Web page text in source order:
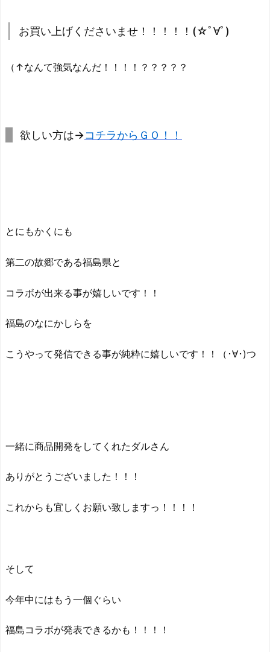
お買い上げくださいませ！！！！！(☆ﾟ∀ﾟ)
（↑なんて強気なんだ！！！！？？？？？
欲しい方は→コチラからＧＯ！！
とにもかくにも
第二の故郷である福島県と
コラボが出来る事が嬉しいです！！
福島のなにかしらを
こうやって発信できる事が純粋に嬉しいです！！（･∀･)つ
一緒に商品開発をしてくれたダルさん
ありがとうございました！！！
これからも宜しくお願い致しますっ！！！！
そして
今年中にはもう一個ぐらい
福島コラボが発表できるかも！！！！